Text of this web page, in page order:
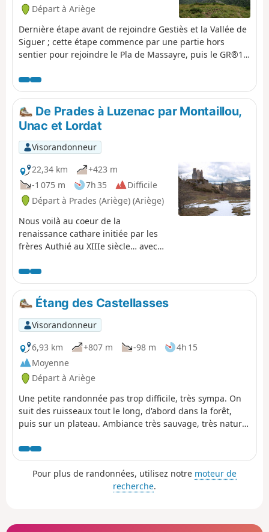
Départ à Ariège
Dernière étape avant de rejoindre Gestiès et la Vallée de
Siguer ; cette étape commence par une partie hors
sentier pour rejoindre le Pla de Massayre, puis le GR®10,
crêtes. Les vues sont splendides. L'utilisation du GPS est
préconisée pour faciliter le début de cette étape.
De Prades à Luzenac par Montaillou,
Unac et Lordat
Visorandonneur
22,34 km
+423 m
-1 075 m
7h 35
Difficile
Départ à Prades (Ariège) (Ariège)
Nous voilà au coeur de la
renaissance cathare initiée par les
frères Authié au XIIIe siècle… avec
l’inquisition, le prieuré d’Unac et
enfin Lordat, citadelle source de
conflit entre France et Aragon pour
fixer les frontières en 1258
Étang des Castellasses
Visorandonneur
6,93 km
+807 m -98 m
4h 15
Moyenne
Départ à Ariège
Une petite randonnée pas trop difficile, très sympa. On
suit des ruisseaux tout le long, d'abord dans la forêt,
puis sur un plateau. Ambiance très sauvage, très nature.
avec arbres à foison, rochers majestueux, et rivière
juteuse, mais calme. Très bonne population de truites
fario dans la rivière. Le lac est, lui aussi, rempli de
poissons, de grosses truites fario et de la truite arc-en-
Pour plus de randonnées, utilisez notre moteur de
recherche.